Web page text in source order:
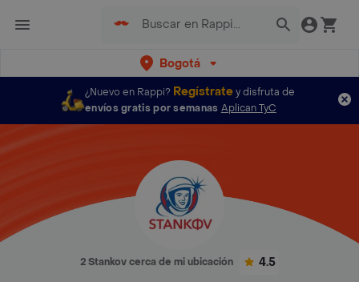
Bogotá
¿Nuevo en Rappi? Regístratey disfruta de
envíos gratis por semanas Aplican TyC
2 Stankov cerca de mi ubicación 4.5